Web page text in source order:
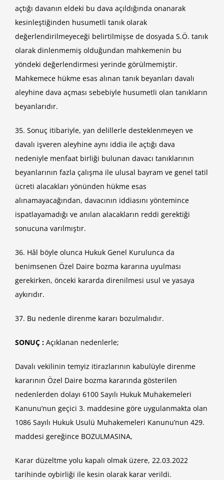
açtığı davanın eldeki bu dava açıldığında onanarak
kesinleştiğinden husumetli tanık olarak
değerlendirilmeyeceği belirtilmişse de dosyada S.Ö. tanık
olarak dinlenmemiş olduğundan mahkemenin bu
yöndeki değerlendirmesi yerinde görülmemiştir.
Mahkemece hükme esas alınan tanık beyanları davalı
aleyhine dava açması sebebiyle husumetli olan tanıkların
beyanlarıdır.
35. Sonuç itibariyle, yan delillerle desteklenmeyen ve
davalı işveren aleyhine aynı iddia ile açtığı dava
nedeniyle menfaat birliği bulunan davacı tanıklarının
beyanlarının fazla çalışma ile ulusal bayram ve genel tatil
ücreti alacakları yönünden hükme esas
alınamayacağından, davacının iddiasını yöntemince
ispatlayamadığı ve anılan alacakların reddi gerektiği
sonucuna varılmıştır.
36. Hâl böyle olunca Hukuk Genel Kurulunca da
benimsenen Özel Daire bozma kararına uyulması
gerekirken, önceki kararda direnilmesi usul ve yasaya
aykırıdır.
37. Bu nedenle direnme kararı bozulmalıdır.
SONUÇ : Açıklanan nedenlerle;
Davalı vekilinin temyiz itirazlarının kabulüyle direnme
kararının Özel Daire bozma kararında gösterilen
nedenlerden dolayı 6100 Sayılı Hukuk Muhakemeleri
Kanunu’nun geçici 3. maddesine göre uygulanmakta olan
1086 Sayılı Hukuk Usulü Muhakemeleri Kanunu’nun 429.
maddesi gereğince BOZULMASINA,
Karar düzeltme yolu kapalı olmak üzere, 22.03.2022
tarihinde oybirliği ile kesin olarak karar verildi.